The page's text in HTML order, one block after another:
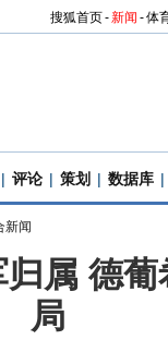
搜狐首页-新闻 -体
| 评论 | 策划 | 数据库 |
新闻
属 德
局